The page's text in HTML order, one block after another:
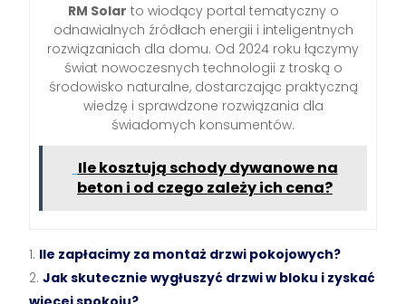
RM Solar to wiodący portal tematyczny o
odnawialnych źródłach energii i inteligentnych
rozwiązaniach dla domu. Od 2024 roku łączymy
świat nowoczesnych technologii z troską o
środowisko naturalne, dostarczając praktyczną
wiedzę i sprawdzone rozwiązania dla
świadomych konsumentów.
Ile kosztują schody dywanowe na
beton i od czego zależy ich cena?
Ile zapłacimy za montaż drzwi pokojowych?
Jak skutecznie wygłuszyć drzwi w bloku i zyskać